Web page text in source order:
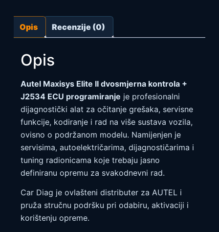
Opis Recenzije (0)
Opis
Autel Maxisys Elite II dvosmjerna kontrola +
J2534 ECU programiranje je profesionalni
dijagnostički alat za očitanje grešaka, servisne
funkcije, kodiranje i rad na više sustava vozila,
ovisno o podržanom modelu. Namijenjen je
servisima, autoelektričarima, dijagnostičarima i
tuning radionicama koje trebaju jasno
definiranu opremu za svakodnevni rad.
Car Diag je ovlašteni distributer za AUTEL i
pruža stručnu podršku pri odabiru, aktivaciji i
korištenju opreme.